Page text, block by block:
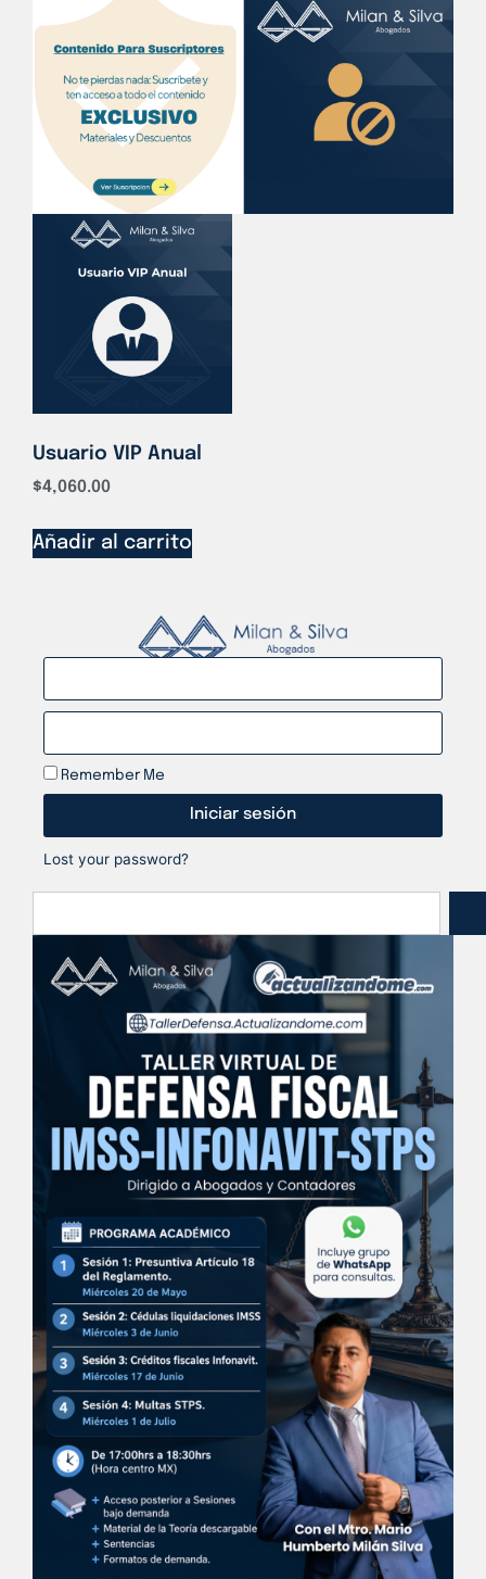
Usuario VIP Anual
$4,060.00
Añadir al carrito
Remember Me
Iniciar sesión
Lost your password?